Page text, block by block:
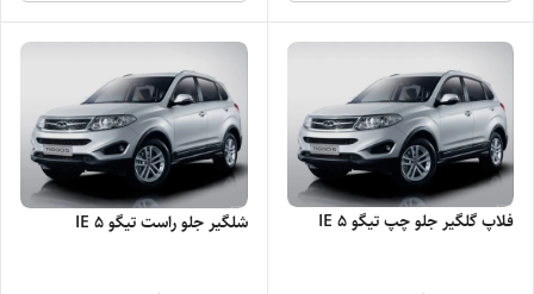
فلاپ گلگیر جلو چپ تیگو 5 IE شلگیر جلو راست تیگو 5 IE